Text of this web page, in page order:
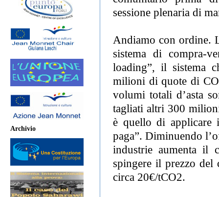
Archivio
sessione plenaria di
Andiamo con ordine.
sistema di compra-
loading”, il sistema
milioni di quote di
volumi totali d’asta
tagliati altri 300
è quello di
paga”. Diminuendo
industrie aumenta il
spingere il prezzo del
circa 20€/tCO2.